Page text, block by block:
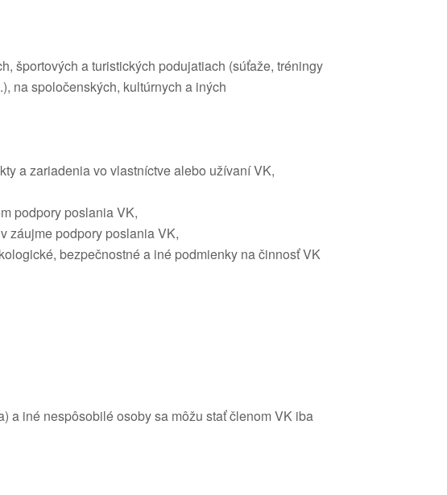
športových a turistických podujatiach (súťaže, tréningy
na spoločenských, kultúrnych a iných
a zariadenia vo vlastníctve alebo užívaní VK,
podpory poslania VK,
záujme podpory poslania VK,
bezpečnostné a iné podmienky na činnosť VK
a iné nespôsobilé osoby sa môžu stať členom VK iba